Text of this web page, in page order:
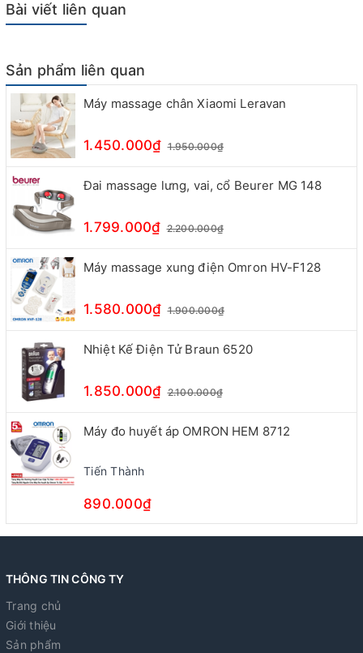
Bài viết liên quan
Sản phẩm liên quan
Máy massage chân Xiaomi Leravan
1.450.000₫ 1.950.000₫
Đai massage lưng, vai, cổ Beurer MG 148
1.799.000₫ 2.200.000₫
Máy massage xung điện Omron HV-F128
1.580.000₫ 1.900.000₫
Nhiệt Kế Điện Tử Braun 6520
1.850.000₫ 2.100.000₫
Máy đo huyết áp OMRON HEM 8712
Tiến Thành
890.000₫
THÔNG TIN CÔNG TY
Trang chủ
Giới thiệu
Sản phẩm